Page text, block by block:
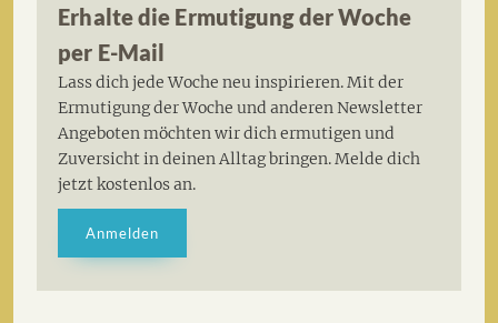
Erhalte die Ermutigung der Woche
per E-Mail
Lass dich jede Woche neu inspirieren. Mit der
Ermutigung der Woche und anderen Newsletter
Angeboten möchten wir dich ermutigen und
Zuversicht in deinen Alltag bringen. Melde dich
jetzt kostenlos an.
Anmelden